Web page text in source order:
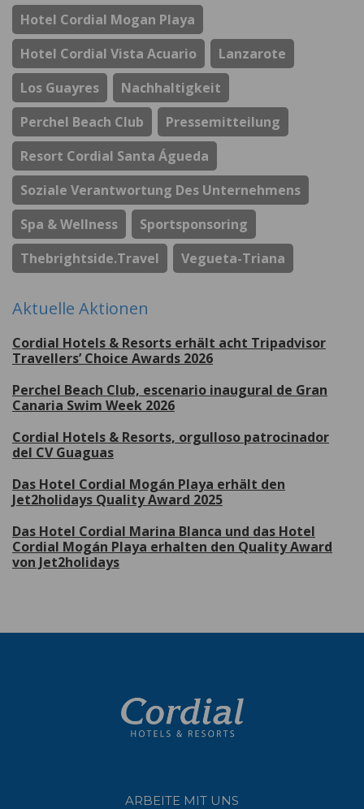
Hotel Cordial Mogan Playa
Hotel Cordial Vista Acuario
Lanzarote
Los Guayres
Nachhaltigkeit
Perchel Beach Club
Pressemitteilung
Resort Cordial Santa Águeda
Soziale Verantwortung Des Unternehmens
Spa & Wellness
Sportsponsoring
Thebrightside.travel
Vegueta-Triana
Aktuelle Aktionen
Cordial Hotels & Resorts erhält acht Tripadvisor
Travellers’ Choice Awards 2026
Perchel Beach Club, escenario inaugural de Gran
Canaria Swim Week 2026
Cordial Hotels & Resorts, orgulloso patrocinador
del CV Guaguas
Das Hotel Cordial Mogán Playa erhält den
Jet2holidays Quality Award 2025
Das Hotel Cordial Marina Blanca und das Hotel
Cordial Mogán Playa erhalten den Quality Award
von Jet2holidays
ARBEITE MIT UNS